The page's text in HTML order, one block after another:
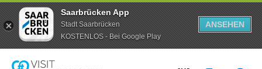
Saarbrücken App
Stadt Saarbrücken
KOSTENLOS - Bei Google Play
ANSEHEN